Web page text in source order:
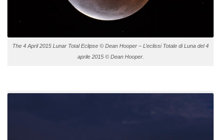
The 4 April 2015 Lunar Total Eclipse © Dean Hooper – L’eclissi Totale di Luna del 4
aprile 2015 © Dean Hooper.